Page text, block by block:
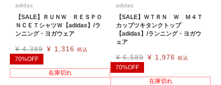
adidas
【SALE】ＲＵＮＷ ＲＥＳＰＯ
ＮＣＥＴシャツＷ【adidas】/ラ
ンニング・ヨガウェア
¥ 4,389 ¥ 1,316 税込
70%OFF
在庫切れ
adidas
【SALE】ＷＴＲＮ Ｗ Ｍ４Ｔ
カップツキタンクトップ
【adidas】/ランニング・ヨガウ
ェア
¥ 6,589 ¥ 1,976 税込
70%OFF
在庫切れ